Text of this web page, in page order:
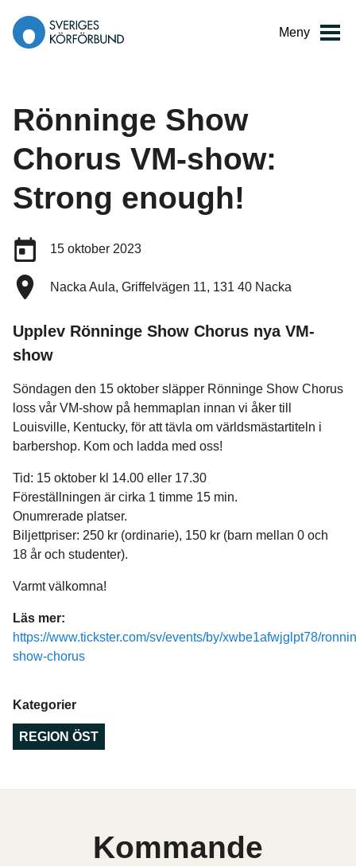
innehåll
Meny
Rönninge Show
Chorus VM-show:
Strong enough!
Datum:
15 oktober 2023
Plats:
Nacka Aula, Griffelvägen 11, 131 40 Nacka
Upplev Rönninge Show Chorus nya VM-
show
Söndagen den 15 oktober släpper Rönninge Show Chorus
loss vår VM-show på hemmaplan innan vi åker till
Louisville, Kentucky, för att tävla om världsmästartiteln i
barbershop. Kom och ladda med oss!
Tid: 15 oktober kl 14.00 eller 17.30
Föreställningen är cirka 1 timme 15 min.
Onumrerade platser.
Biljettpriser: 250 kr (ordinarie), 150 kr (barn mellan 0 och
18 år och studenter).
Varmt välkomna!
Läs mer:
https://www.tickster.com/sv/events/by/xwbe1afwjglpt78/
show-chorus
Kategorier
REGION ÖST
Kommande